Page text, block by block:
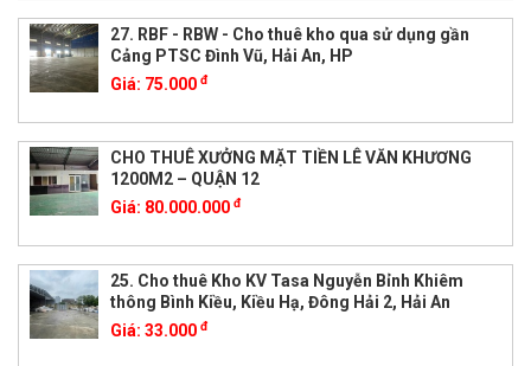
27. RBF - RBW - Cho thuê kho qua sử dụng gần
Cảng PTSC Đình Vũ, Hải An, HP
Giá: 75.000 đ
CHO THUÊ XƯỞNG MẶT TIỀN LÊ VĂN KHƯƠNG
1200M2 – QUẬN 12
Giá: 80.000.000 đ
25. Cho thuê Kho KV Tasa Nguyễn Bỉnh Khiêm
thông Bình Kiều, Kiều Hạ, Đông Hải 2, Hải An
Giá: 33.000 đ